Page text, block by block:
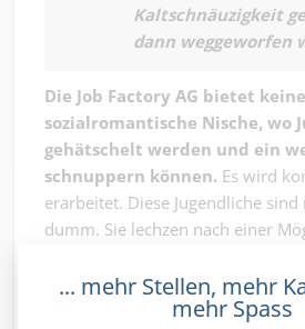
Kaltschnäuzigkeit
dann weggeworfen
Die Job Factory AG bietet keine
sozialromantische Nische, wo
gehätschelt werden und ein
schnuppern können. Es wird
erarbeitet. Diese Jugendliche
dumm. Sie lechzen nach einer
beweisen zu können, dass sie
besitzen und Lust an der Leistung
... mehr Stellen, mehr
mehr Spass